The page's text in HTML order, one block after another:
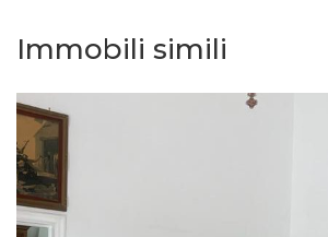
Immobili simili